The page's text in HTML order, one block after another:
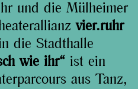
und die Mülheimer
vier.ruhr
die Stadthalle
wie ihr“ ist ein
aus Tanz,